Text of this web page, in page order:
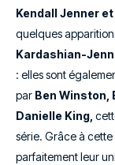
Kendall Jenner
quelques
Kardashian-
: elles sont
par Ben Winston,
Danielle King,
série. Grâce à
parfaitement leur